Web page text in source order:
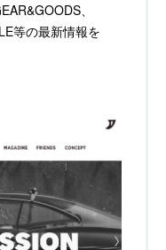
、
等の最新情報を